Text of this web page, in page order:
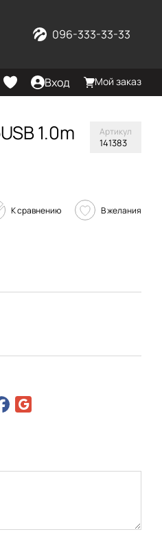
096-333-33-33
Вход Мой заказ
1.0m
Артикул
141383
К сравнению В желания